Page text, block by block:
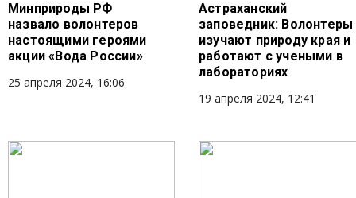
Минприроды РФ
назвало волонтеров
настоящими героями
акции «Вода России»
25 апреля 2024, 16:06
Астраханский
заповедник: Волонтеры
изучают природу края и
работают с учеными в
лабораториях
19 апреля 2024, 12:41